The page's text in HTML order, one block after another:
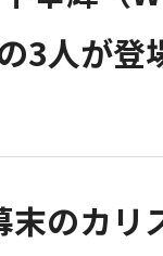
の3人が
末のカリ